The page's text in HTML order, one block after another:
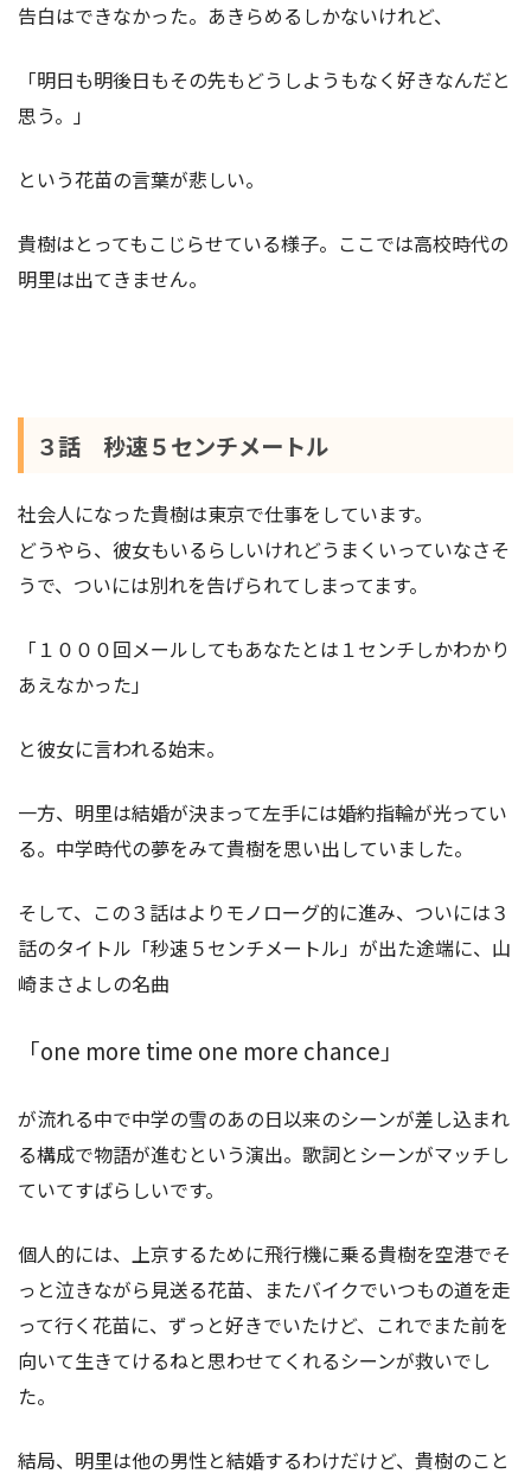
告白はできなかった。あきらめるしかないけれど、
「明日も明後日もその先もどうしようもなく好きなんだと
思う。」
という花苗の言葉が悲しい。
貴樹はとってもこじらせている様子。ここでは高校時代の
明里は出てきません。
３話 秒速５センチメートル
社会人になった貴樹は東京で仕事をしています。
どうやら、彼女もいるらしいけれどうまくいっていなさそ
うで、ついには別れを告げられてしまってます。
「１０００回メールしてもあなたとは１センチしかわかり
あえなかった」
と彼女に言われる始末。
一方、明里は結婚が決まって左手には婚約指輪が光ってい
る。中学時代の夢をみて貴樹を思い出していました。
そして、この３話はよりモノローグ的に進み、ついには３
話のタイトル「秒速５センチメートル」が出た途端に、山
崎まさよしの名曲
「one more time one more chance」
が流れる中で中学の雪のあの日以来のシーンが差し込まれ
る構成で物語が進むという演出。歌詞とシーンがマッチし
ていてすばらしいです。
個人的には、上京するために飛行機に乗る貴樹を空港でそ
っと泣きながら見送る花苗、またバイクでいつもの道を走
って行く花苗に、ずっと好きでいたけど、これでまた前を
向いて生きてけるねと思わせてくれるシーンが救いでし
た。
結局、明里は他の男性と結婚するわけだけど、貴樹のこと